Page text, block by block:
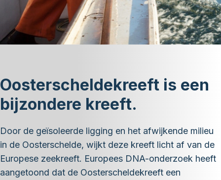
Oosterscheldekreeft is een
bijzondere kreeft.
Door de geïsoleerde ligging en het afwijkende milieu
in de Oosterschelde, wijkt deze kreeft licht af van de
Europese zeekreeft. Europees DNA-onderzoek heeft
aangetoond dat de Oosterscheldekreeft een